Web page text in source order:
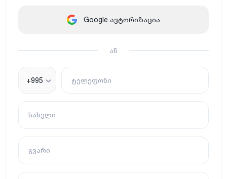
Google ავტორიზაცია
ან
+995 ტელეფონი
სახელი
გვარი